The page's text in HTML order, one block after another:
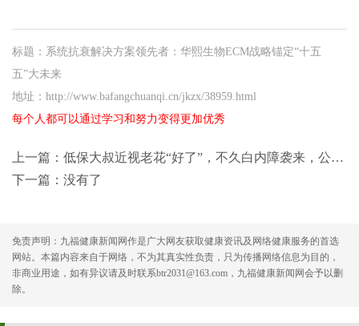
标题：系统抗衰解决方案领先者：华熙生物ECM战略锚定“十五
五”大未来
地址：http://www.bafangchuanqi.cn/jkzx/38959.html
每个人都可以通过学习和努力变得更加优秀
上一篇： 低保大叔近视老花“好了”，不久白内障袭来，公益援手助其重获光明
下一篇：没有了
免责声明：九福健康新闻网作是广大网友获取健康资讯及网络健康服务的首选
网站。本篇内容来自于网络，不为其真实性负责，只为传播网络信息为目的，
非商业用途，如有异议请及时联系btr2031@163.com，九福健康新闻网会予以删
除。